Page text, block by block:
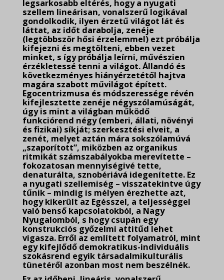
legsarkosabb eltérés, hogy a nyugati
szellem lineárisan, vonalszerű logikával
gondolkodik, ilyen érzetű világot lát és
láttat, az időt darabolja, zenéje
(legtöbbször hősi érzelemmel) ezt próbálja
kifejezni és megtölteni, ebben vezet
minket, s így próbálja leírni, művészien
érzékletessé tenni a világot. Állandó és
következményes hiányérzetétől hajtva
magára szabott művilágot épített.
Egocentrizmusa és módszeressége révén
kifejlesztette zenéje négyszólamúságát,
úgy is mint a világban működő
funkciórend négy (emberi, állati, növényi
és fizikai) síkját; szerkesztési elveit, a
zenét, melyet aztán mára sokszólamúvá
„szaporított”, miközben az organikus
ritmikát számszabályokba merevítette –
fokozatosan mennyiségivé tette,
denaturálta, sznobériává idegenítette. Ez
a nyugati szellemiség – visszatekintve úgy
tűnik – mindig is mélyen érezhette azt,
hogy kikerült az Egésszel, a teljességgel
való benső kapcsolatokból, a Nagy
Nyugalomból, s hogy csupán egy
konstrukciós győzelmi attitűd lehet
vigasza. Erről az említett folyamatról, mint
egy kifejlődő demokratikus-individuális
szokásrend egyik társadalmikulturális
tünetéről azonban most nem beszélnék.